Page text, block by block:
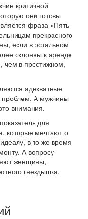
критичной
они готовы
фраза «Пять
прекрасного
если в остальном
склонны к аренде
чем в престижном,
адекватные
проблем. А мужчины
внимания.
для
которые мечтают о
в то же время
А вопросу
женщины,
гнездышка.